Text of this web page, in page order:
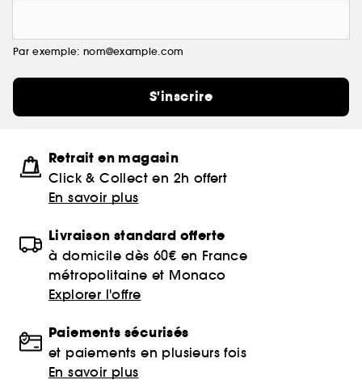
Par exemple: nom@example.com
S'inscrire
Retrait en magasin
Click & Collect en 2h offert
En savoir plus
Livraison standard offerte
à domicile dès 60€ en France
métropolitaine et Monaco
Explorer l'offre
Paiements sécurisés
et paiements en plusieurs fois
En savoir plus